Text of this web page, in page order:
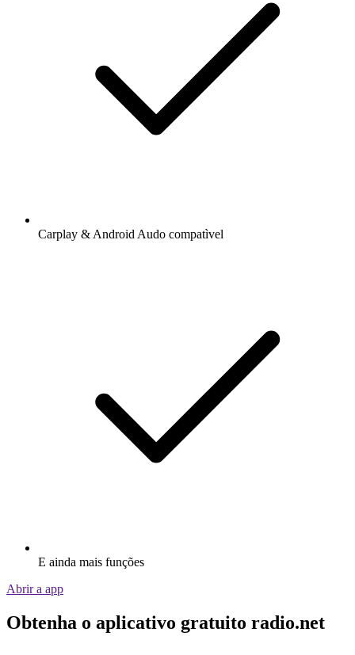
Carplay & Android Audo compatìvel
E ainda mais funções
Abrir a app
Obtenha o aplicativo gratuito radio.net